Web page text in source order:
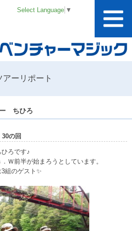
Select Language ▼
アーリポート
ちひろ
の回
ろです♪
Ｗ前半が始まろうとしています。
組のゲスト✨